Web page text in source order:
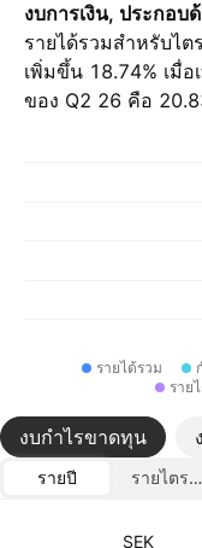
งบการเงิน, ประกอบ
รายได้รวมสำหรับไ
เพิ่มขึ้น 18.74% เมื่
ของ Q2 26 คือ
รายได้รวม
ราย
งบกำไรขาดทุน
รายปี
รายไตรม
สกุลเงิน: SEK